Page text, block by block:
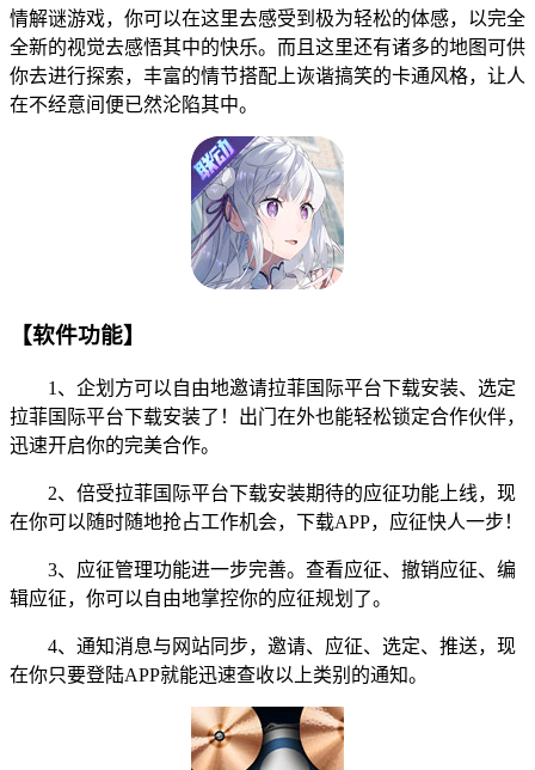
情解谜游戏，你可以在这里去感受到极为轻松的体感，以完全
全新的视觉去感悟其中的快乐。而且这里还有诸多的地图可供
你去进行探索，丰富的情节搭配上诙谐搞笑的卡通风格，让人
在不经意间便已然沦陷其中。
【软件功能】
1、企划方可以自由地邀请拉菲国际平台下载安装、选定
拉菲国际平台下载安装了！出门在外也能轻松锁定合作伙伴，
迅速开启你的完美合作。
2、倍受拉菲国际平台下载安装期待的应征功能上线，现
在你可以随时随地抢占工作机会，下载APP，应征快人一步！
3、应征管理功能进一步完善。查看应征、撤销应征、编
辑应征，你可以自由地掌控你的应征规划了。
4、通知消息与网站同步，邀请、应征、选定、推送，现
在你只要登陆APP就能迅速查收以上类别的通知。